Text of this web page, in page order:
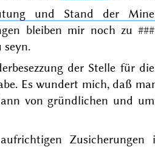
und Stand der
bleiben mir noch zu###
seyn.
der Stelle für
Es wundert mich, daß
von gründlichen und